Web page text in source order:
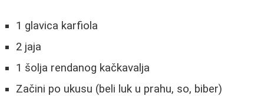
1 glavica karfiola
2 jaja
1 šolja rendanog kačkavalja
Začini po ukusu (beli luk u prahu, so, biber)